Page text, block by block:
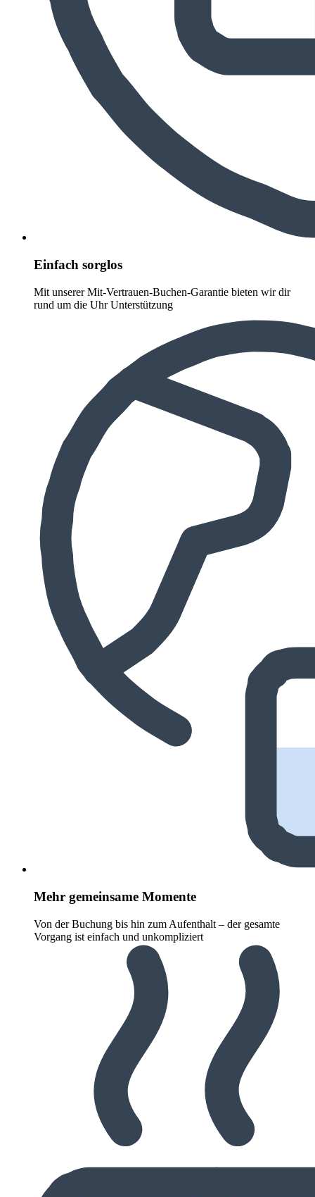
Einfach sorglos
Mit unserer Mit-Vertrauen-Buchen-Garantie bieten wir dir
rund um die Uhr Unterstützung
Mehr gemeinsame Momente
Von der Buchung bis hin zum Aufenthalt – der gesamte
Vorgang ist einfach und unkompliziert